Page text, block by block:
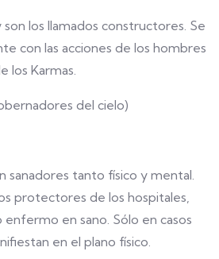
los llamados constructores. Se
con las acciones de los hombres
los Karmas.
del cielo)
sanadores tanto físico y mental.
protectores de los hospitales,
en sano. Sólo en casos
en el plano físico.